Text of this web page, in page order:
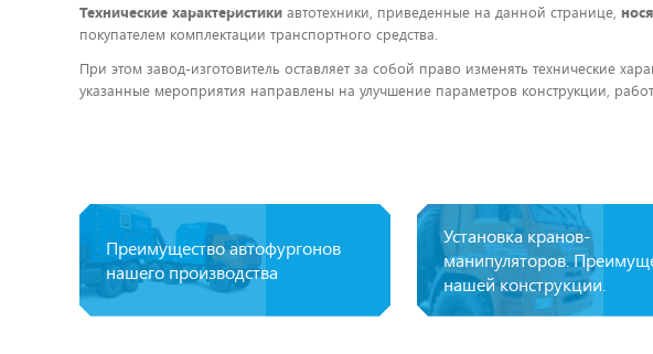
Технические характеристики автотехники, приведенные на данной странице,
покупателем комплектации транспортного средства.
При этом завод-изготовитель оставляет за собой право изменять технические
указанные мероприятия направлены на улучшение параметров конструкции,
Преимущество автофургонов
нашего производства
Установка кранов-
манипуляторов.
нашей конструкции.